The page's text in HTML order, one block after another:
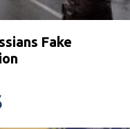
Fake